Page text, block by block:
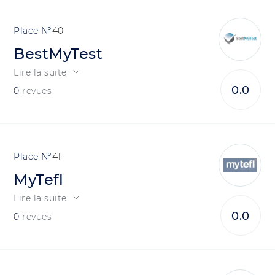
40
BestMyTest
Lire la suite
0 revues 0.0
41
MyTefl
Lire la suite
0 revues 0.0